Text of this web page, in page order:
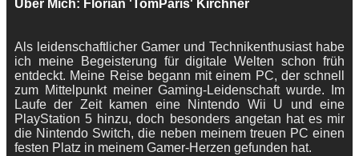
Über Mich: Florian 'TomParis' Kirchner
Als leidenschaftlicher Gamer und Technikenthusiast habe
ich meine Begeisterung für digitale Welten schon früh
entdeckt. Meine Reise begann mit einem PC, der schnell
zum Mittelpunkt meiner Gaming-Leidenschaft wurde. Im
Laufe der Zeit kamen eine Nintendo Wii U und eine
PlayStation 5 hinzu, doch besonders angetan hat es mir
die Nintendo Switch, die neben meinem treuen PC einen
festen Platz in meinem Gamer-Herzen gefunden hat.